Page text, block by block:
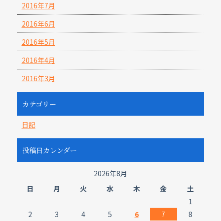
2016年7月
2016年6月
2016年5月
2016年4月
2016年3月
カテゴリー
日記
投稿日カレンダー
2026年8月
日
月 火 水 木 金
土
1
2
3 4 5 6 7 8